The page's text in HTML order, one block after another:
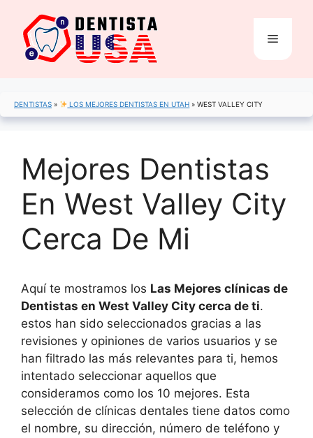
contenido
Menú
DENTISTAS » LOS MEJORES DENTISTAS EN UTAH »WEST VALLEY CITY
Mejores Dentistas
En West Valley City
Cerca De Mi
Aquí te mostramos los Las Mejores clínicas de
Dentistas en West Valley City cerca de ti.
estos han sido seleccionados gracias a las
revisiones y opiniones de varios usuarios y se
han filtrado las más relevantes para ti, hemos
intentado seleccionar aquellos que
consideramos como los 10 mejores. Esta
selección de clínicas dentales tiene datos como
el nombre, su dirección, número de teléfono y